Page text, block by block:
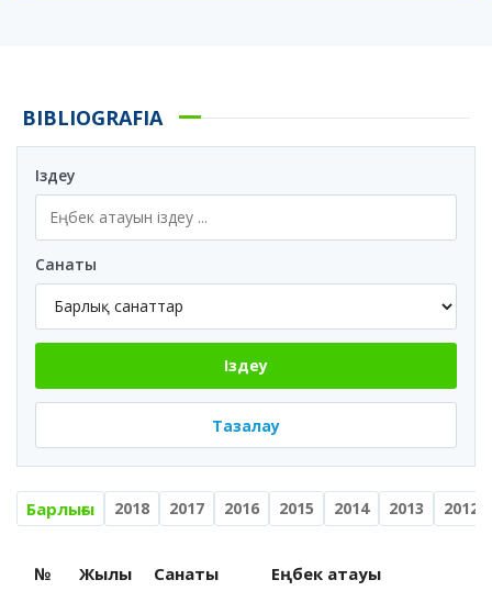
BIBLIOGRAFIA
Іздеу
Санаты
Іздеу
Тазалау
Барлығы 2018 2017 2016 2015 2014 2013 2012
№ Жылы Санаты Еңбек атауы